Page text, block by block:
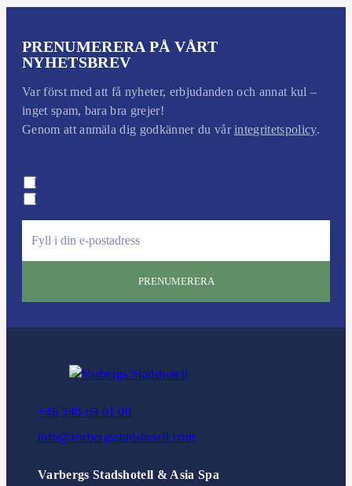
PRENUMERERA PÅ VÅRT
NYHETSBREV
Var först med att få nyheter, erbjudanden och annat kul –
inget spam, bara bra grejer!
Genom att anmäla dig godkänner du vårintegritetspolicy.
Konferens
Privat
a
+46 340-69 01 00
info@varbergsstadshotell.com
Varbergs Stadshotell & Asia Spa